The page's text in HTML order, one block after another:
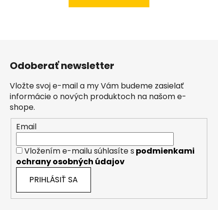
Odoberať newsletter
Vložte svoj e-mail a my Vám budeme zasielať
informácie o nových produktoch na našom e-
shope.
Email
Vložením e-mailu súhlasíte s podmienkami
ochrany osobných údajov
PRIHLÁSIŤ SA